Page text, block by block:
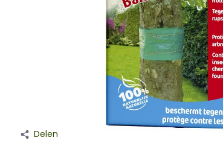
Delen